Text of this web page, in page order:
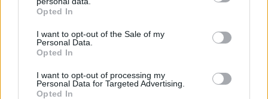
grant or deny consent to Google and its third-party tags to
use your data for below specified purposes in below Google
consent section.
Opted In
I want to opt-out of the Sale of my
Personal Data.
Opted In
I want to opt-out of processing my
Personal Data for Targeted Advertising.
Opted In